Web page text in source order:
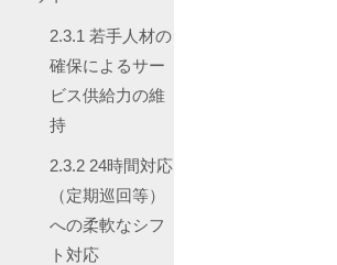
2.3.1 若手人材の
確保によるサー
ビス供給力の維
持
2.3.2 24時間対応
（定期巡回等）
への柔軟なシフ
ト対応